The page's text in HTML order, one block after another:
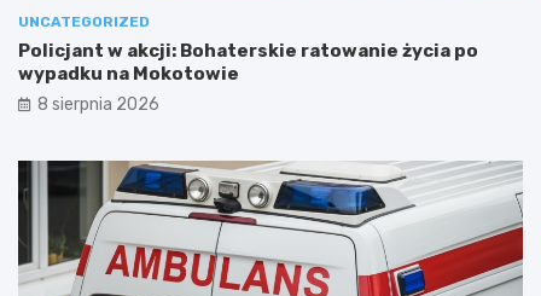
UNCATEGORIZED
Policjant w akcji: Bohaterskie ratowanie życia po
wypadku na Mokotowie
8 sierpnia 2026